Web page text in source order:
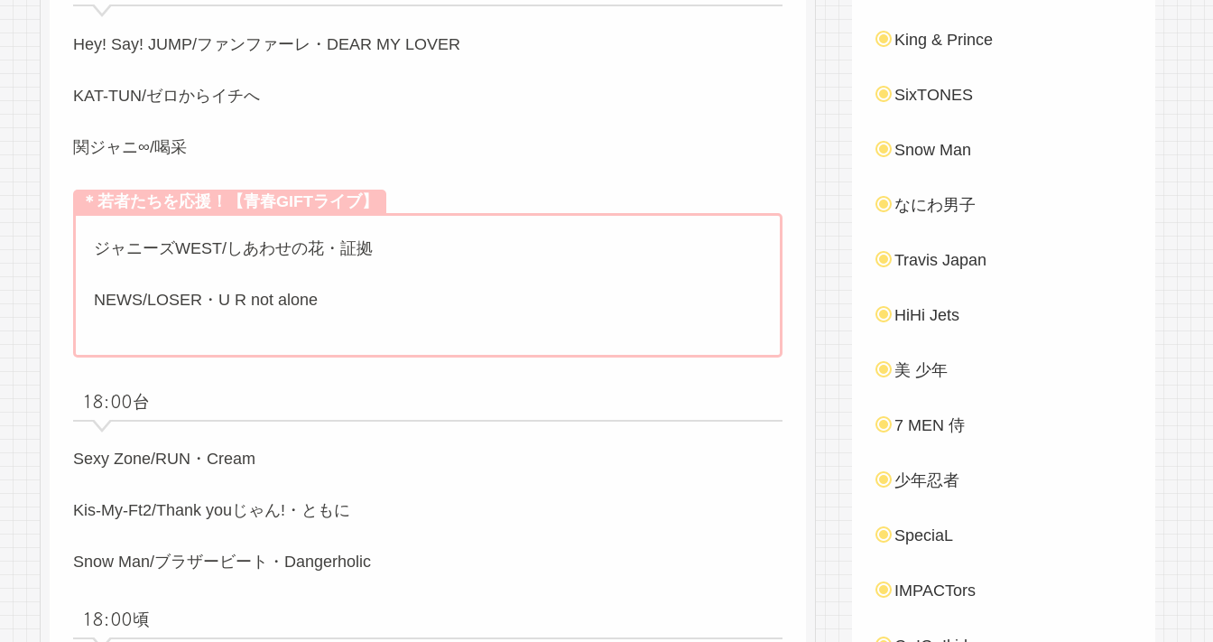
Hey! Say! JUMP/ファンファーレ・DEAR MY LOVER
KAT-TUN/ゼロからイチへ
関ジャニ∞/喝采
＊若者たちを応援！【青春GIFTライブ】
ジャニーズWEST/しあわせの花・証拠
NEWS/LOSER・U R not alone
18:00台
Sexy Zone/RUN・Cream
Kis-My-Ft2/Thank youじゃん!・ともに
Snow Man/ブラザービート・Dangerholic
18:00頃
King & Prince
SixTONES
Snow Man
なにわ男子
Travis Japan
HiHi Jets
美 少年
7 MEN 侍
少年忍者
SpeciaL
IMPACTors